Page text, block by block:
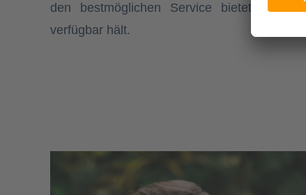
den bestmöglichen Service bietet als
verfügbar hält.